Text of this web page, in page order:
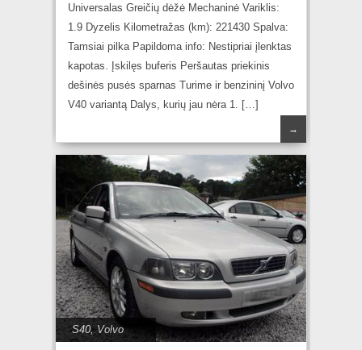
Universalas Greičių dėžė Mechaninė Variklis:
1.9 Dyzelis Kilometražas (km): 221430 Spalva:
Tamsiai pilka Papildoma info: Nestipriai įlenktas
kapotas. Įskilęs buferis Peršautas priekinis
dešinės pusės sparnas Turime ir benzininį Volvo
V40 variantą Dalys, kurių jau nėra 1. […]
→
S40,Volvo